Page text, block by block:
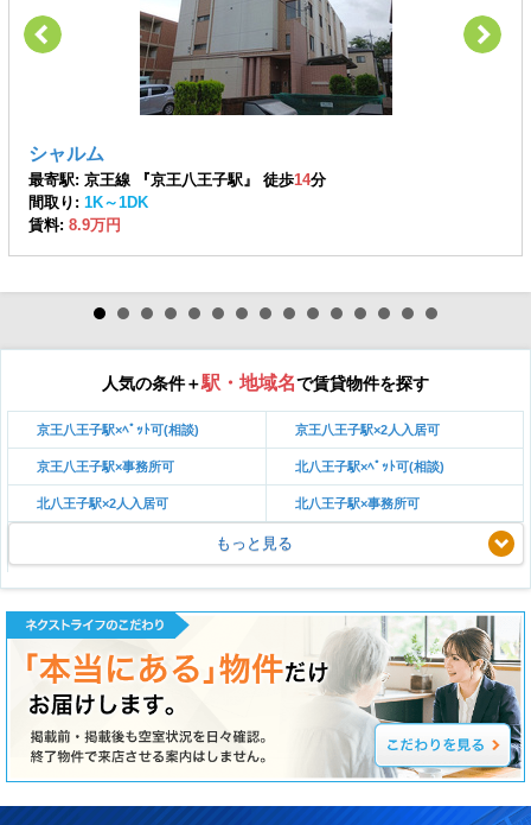
シャルム
最寄駅: 京王線 『京王八王子駅』 徒歩14分
間取り: 1K～1DK
賃料: 8.9万円
人気の条件＋駅・地域名で賃貸物件を探す
京王八王子駅×ﾍﾟｯﾄ可(相談) 京王八王子駅×2人入居可
京王八王子駅×事務所可 北八王子駅×ﾍﾟｯﾄ可(相談)
北八王子駅×2人入居可 北八王子駅×事務所可
もっと見る